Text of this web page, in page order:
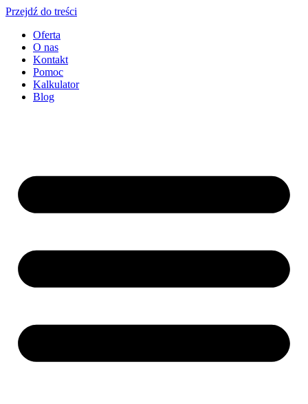
Przejdź do treści
Oferta
O nas
Kontakt
Pomoc
Kalkulator
Blog